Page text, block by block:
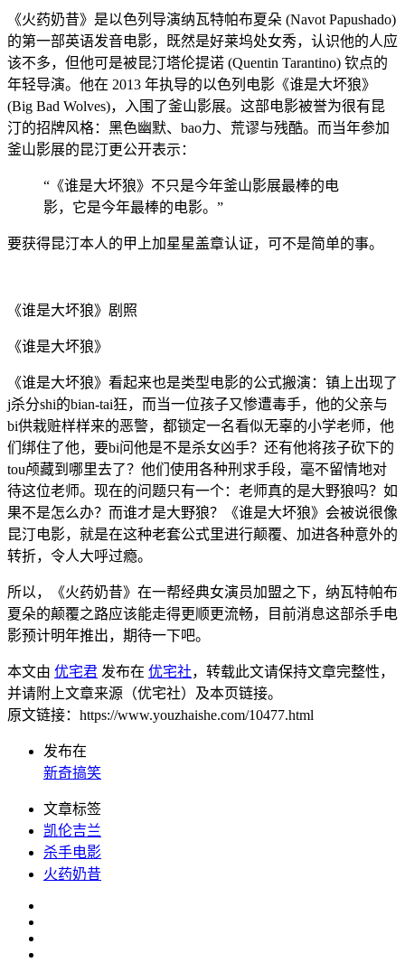
《火药奶昔》是以色列导演纳瓦特帕布夏朵 (Navot Papushado)
的第一部英语发音电影，既然是好莱坞处女秀，认识他的人应
该不多，但他可是被昆汀塔伦提诺 (Quentin Tarantino) 钦点的
年轻导演。他在 2013 年执导的以色列电影《谁是大坏狼》
(Big Bad Wolves)，入围了釜山影展。这部电影被誉为很有昆
汀的招牌风格：黑色幽默、bao力、荒谬与残酷。而当年参加
釜山影展的昆汀更公开表示：
“《谁是大坏狼》不只是今年釜山影展最棒的电
影，它是今年最棒的电影。”
要获得昆汀本人的甲上加星星盖章认证，可不是简单的事。
《谁是大坏狼》剧照
《谁是大坏狼》
《谁是大坏狼》看起来也是类型电影的公式搬演：镇上出现了
j杀分shi的bian-tai狂，而当一位孩子又惨遭毒手，他的父亲与
bi供栽赃样样来的恶警，都锁定一名看似无辜的小学老师，他
们绑住了他，要bi问他是不是杀女凶手？还有他将孩子砍下的
tou颅藏到哪里去了？他们使用各种刑求手段，毫不留情地对
待这位老师。现在的问题只有一个：老师真的是大野狼吗？如
果不是怎么办？而谁才是大野狼？《谁是大坏狼》会被说很像
昆汀电影，就是在这种老套公式里进行颠覆、加进各种意外的
转折，令人大呼过瘾。
所以，《火药奶昔》在一帮经典女演员加盟之下，纳瓦特帕布
夏朵的颠覆之路应该能走得更顺更流畅，目前消息这部杀手电
影预计明年推出，期待一下吧。
本文由 优宅君 发布在 优宅社，转载此文请保持文章完整性，
并请附上文章来源（优宅社）及本页链接。
原文链接：https://www.youzhaishe.com/10477.html
发布在
新奇搞笑
文章标签
凯伦吉兰
杀手电影
火药奶昔